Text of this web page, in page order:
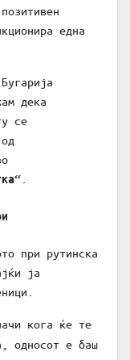
една
дека
се
при рутинска
ја
кога ќе те
односот е баш